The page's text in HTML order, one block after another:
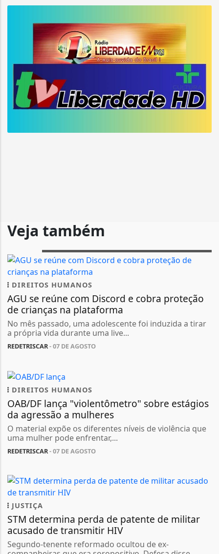
Veja também
DIREITOS HUMANOS
AGU se reúne com Discord e cobra proteção
de crianças na plataforma
No mês passado, uma adolescente foi induzida a tirar
a própria vida durante uma live...
REDETRISCAR- 07 DE AGOSTO
DIREITOS HUMANOS
OAB/DF lança "violentômetro" sobre estágios
da agressão a mulheres
O material expõe os diferentes níveis de violência que
uma mulher pode enfrentar,...
REDETRISCAR- 07 DE AGOSTO
JUSTIÇA
STM determina perda de patente de militar
acusado de transmitir HIV
Segundo-tenente reformado ocultou de ex-